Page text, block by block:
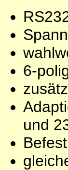
6-
und